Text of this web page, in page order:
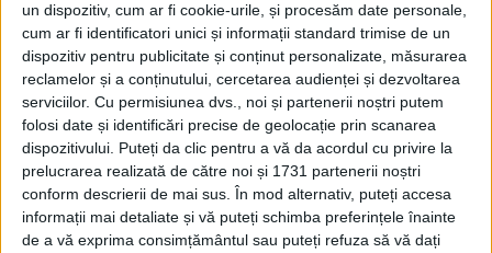
un dispozitiv, cum ar fi cookie-urile, și procesăm date personale,
cum ar fi identificatori unici și informații standard trimise de un
dispozitiv pentru publicitate și conținut personalizate, măsurarea
reclamelor și a conținutului, cercetarea audienței și dezvoltarea
serviciilor. Cu permisiunea dvs., noi și partenerii noștri putem
folosi date și identificări precise de geolocație prin scanarea
dispozitivului. Puteți da clic pentru a vă da acordul cu privire la
prelucrarea realizată de către noi și 1731 partenerii noștri
conform descrierii de mai sus. În mod alternativ, puteți accesa
informații mai detaliate și vă puteți schimba preferințele înainte
de a vă exprima consimțământul sau puteți refuza să vă dați